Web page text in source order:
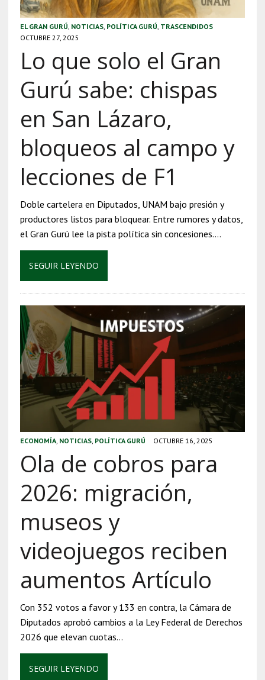
EL GRAN GURÚ, NOTICIAS, POLÍTICA GURÚ, TRASCENDIDOS
OCTUBRE 27, 2025
Lo que solo el Gran
Gurú sabe: chispas
en San Lázaro,
bloqueos al campo y
lecciones de F1
Doble cartelera en Diputados, UNAM bajo presión y
productores listos para bloquear. Entre rumores y datos,
el Gran Gurú lee la pista política sin concesiones….
SEGUIR LEYENDO
ECONOMÍA, NOTICIAS, POLÍTICA GURÚ OCTUBRE 16, 2025
Ola de cobros para
2026: migración,
museos y
videojuegos reciben
aumentos Artículo
Con 352 votos a favor y 133 en contra, la Cámara de
Diputados aprobó cambios a la Ley Federal de Derechos
2026 que elevan cuotas…
SEGUIR LEYENDO